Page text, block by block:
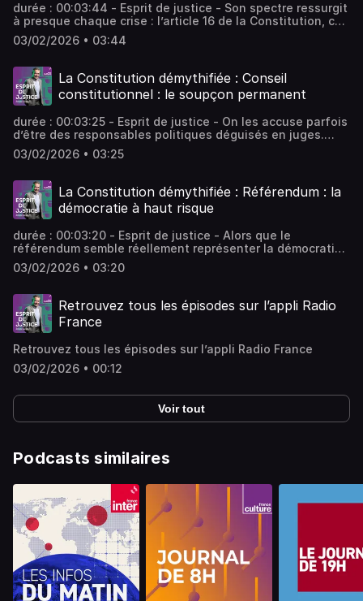
durée : 00:03:44 - Esprit de justice - Son spectre ressurgit
à presque chaque crise : l’article 16 de la Constitution, ce
“super-pouvoir” présidentiel capable de suspendre les
règles démocratiques, alimente tous les fantasmes. La
craint. - équipe : Julien Jeanneney, Françoise Le Floch,
Camille Renard, Laura Dutech-Perez Vous aimez ce
podcast ? Pour écouter tous les épisodes sans limite,
03/02/2026 • 03:44
La Constitution démythifiée : Conseil
constitutionnel : le soupçon permanent
durée : 00:03:25 - Esprit de justice - On les accuse parfois
d’être des responsables politiques déguisés en juges.
Pourtant, le Conseil constitutionnel, ce tribunal de non-
élus qui peut bloquer les lois, est bien moins partisan
podcast ? Pour écouter tous les épisodes sans limite,
rendez-vous sur Radio France
03/02/2026 • 03:25
La Constitution démythifiée : Référendum : la
démocratie à haut risque
durée : 00:03:20 - Esprit de justice - Alors que le
référendum semble réellement représenter la démocratie
à hauteur de citoyen, on s’étonne souvent qu'il reste la
plupart du temps au placard. Or la réalité de ce système
Jeanneney, Françoise Le Floch, Camille Renard, Laura
Dutech-Perez Vous aimez ce podcast ? Pour écouter tous
les épisodes sans limite, rendez-vous sur Radio France
03/02/2026 • 03:20
Retrouvez tous les épisodes sur l’appli Radio
France
Retrouvez tous les épisodes sur l’appli Radio France
03/02/2026 • 00:12
Voir tout
Podcasts similaires